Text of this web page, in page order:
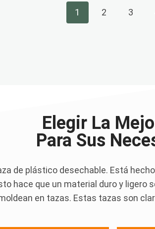
1 2 3
Elegir La
Para Sus
de plástico desechable. Está
hace que un material duro y
en tazas. Estas tazas son